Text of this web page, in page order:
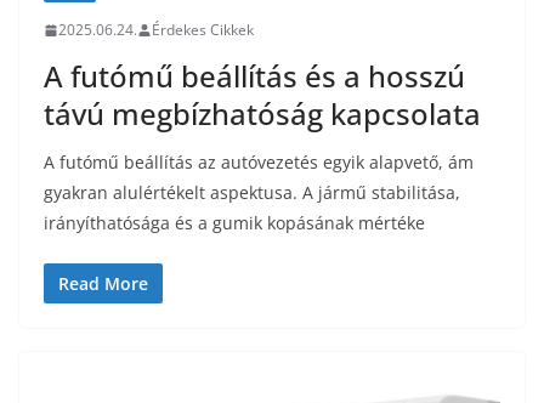
2025.06.24. Érdekes Cikkek
A futómű beállítás és a hosszú
távú megbízhatóság kapcsolata
A futómű beállítás az autóvezetés egyik alapvető, ám
gyakran alulértékelt aspektusa. A jármű stabilitása,
irányíthatósága és a gumik kopásának mértéke
Read More